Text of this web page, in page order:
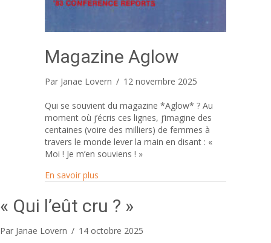
Magazine Aglow
Par Janae Lovern / 12 novembre 2025
Qui se souvient du magazine *Aglow* ? Au
moment où j’écris ces lignes, j’imagine des
centaines (voire des milliers) de femmes à
travers le monde lever la main en disant : «
Moi ! Je m’en souviens ! »
En savoir plus
« Qui l’eût cru ? »
Par Janae Lovern / 14 octobre 2025